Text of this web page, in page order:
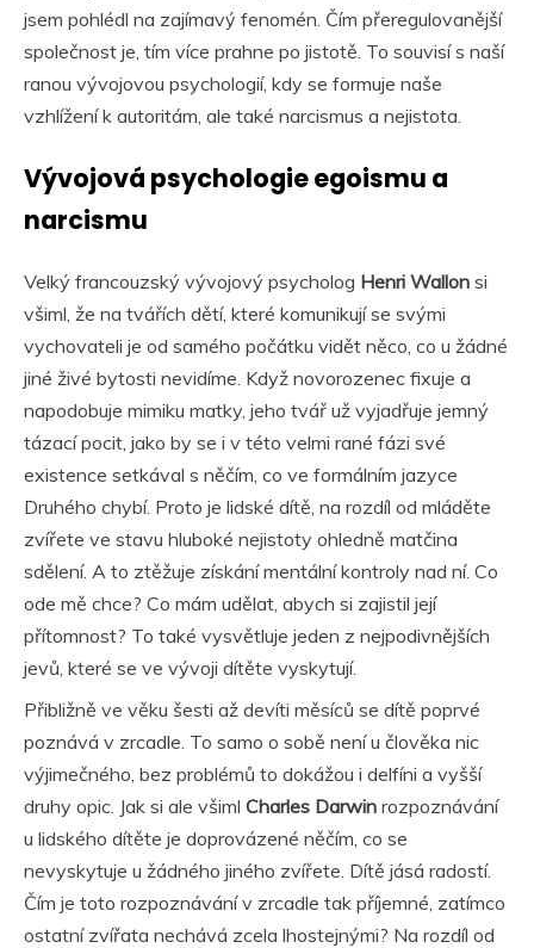
jsem pohlédl na zajímavý fenomén. Čím přeregulovanější
společnost je, tím více prahne po jistotě. To souvisí s naší
ranou vývojovou psychologií, kdy se formuje naše
vzhlížení k autoritám, ale také narcismus a nejistota.
Vývojová psychologie egoismu a
narcismu
Velký francouzský vývojový psycholog Henri Wallon si
všiml, že na tvářích dětí, které komunikují se svými
vychovateli je od samého počátku vidět něco, co u žádné
jiné živé bytosti nevidíme. Když novorozenec fixuje a
napodobuje mimiku matky, jeho tvář už vyjadřuje jemný
tázací pocit, jako by se i v této velmi rané fázi své
existence setkával s něčím, co ve formálním jazyce
Druhého chybí. Proto je lidské dítě, na rozdíl od mláděte
zvířete ve stavu hluboké nejistoty ohledně matčina
sdělení. A to ztěžuje získání mentální kontroly nad ní. Co
ode mě chce? Co mám udělat, abych si zajistil její
přítomnost? To také vysvětluje jeden z nejpodivnějších
jevů, které se ve vývoji dítěte vyskytují.
Přibližně ve věku šesti až devíti měsíců se dítě poprvé
poznává v zrcadle. To samo o sobě není u člověka nic
výjimečného, bez problémů to dokážou i delfíni a vyšší
druhy opic. Jak si ale všiml Charles Darwin rozpoznávání
u lidského dítěte je doprovázené něčím, co se
nevyskytuje u žádného jiného zvířete. Dítě jásá radostí.
Čím je toto rozpoznávání v zrcadle tak příjemné, zatímco
ostatní zvířata nechává zcela lhostejnými? Na rozdíl od